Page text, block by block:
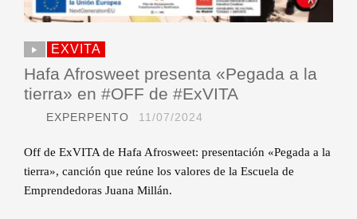
EXVITA
Hafa Afrosweet presenta «Pegada a la
tierra» en #OFF de #ExVITA
EXPERPENTO 11/07/2024
Off de ExVITA de Hafa Afrosweet: presentación «Pegada a la
tierra», canción que reúne los valores de la Escuela de
Emprendedoras Juana Millán.